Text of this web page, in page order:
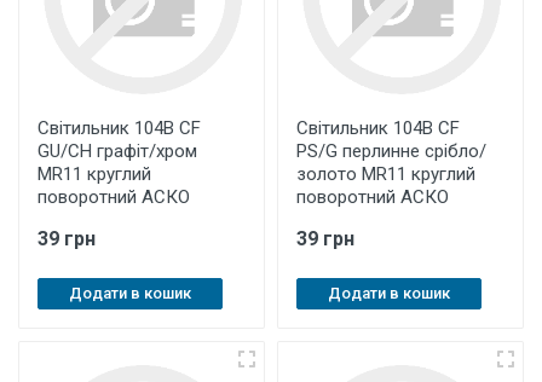
Світильник 104B CF
GU/CH графіт/хром
MR11 круглий
поворотний АСКО
39 грн
Додати в кошик
Світильник 104B CF
PS/G перлинне срібло/
золото MR11 круглий
поворотний АСКО
39 грн
Додати в кошик